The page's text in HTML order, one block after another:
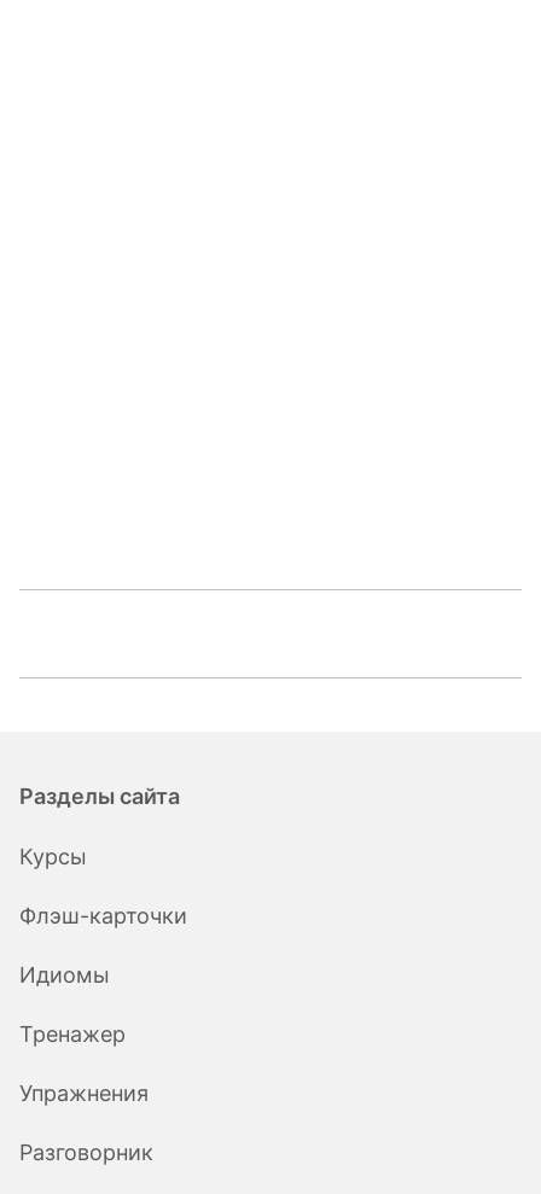
Разделы сайта
Курсы
Флэш-карточки
Идиомы
Тренажер
Упражнения
Разговорник